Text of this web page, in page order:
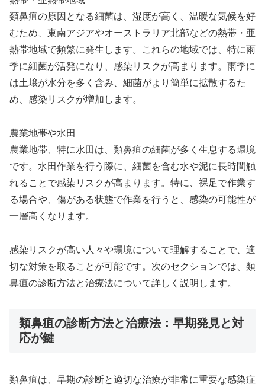
類鼻疽の原因となる細菌は、湿度が高く、温暖な気候を好
むため、東南アジアやオーストラリア北部などの熱帯・亜
熱帯地域で頻繁に発生します。これらの地域では、特に雨
季に細菌が活発になり、感染リスクが高まります。雨季に
は土壌が水分を多く含み、細菌がより簡単に拡散するた
め、感染リスクが増加します。
農業地帯や水田
農業地帯、特に水田は、類鼻疽の細菌が多く生息する環境
です。水田作業を行う際に、細菌を含む水や泥に長時間触
れることで感染リスクが高まります。特に、裸足で作業す
る場合や、傷がある状態で作業を行うと、感染の可能性が
一層高くなります。
感染リスクが高い人々や環境について理解することで、適
切な対策を取ることが可能です。次のセクションでは、類
鼻疽の診断方法と治療法について詳しく説明します。
類鼻疽の診断方法と治療法：早期発見と対
応が鍵
類鼻疽は、早期の診断と適切な治療が非常に重要な感染症